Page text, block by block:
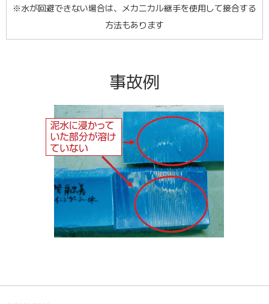
※水が回避できない場合は、メカニカル継手を使用して接合する
方法もあります
事故例